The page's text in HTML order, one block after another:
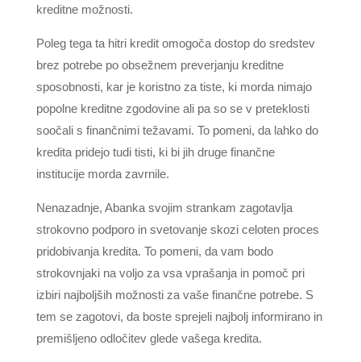
kreditne možnosti.
Poleg tega ta hitri kredit omogoča dostop do sredstev
brez potrebe po obsežnem preverjanju kreditne
sposobnosti, kar je koristno za tiste, ki morda nimajo
popolne kreditne zgodovine ali pa so se v preteklosti
soočali s finančnimi težavami. To pomeni, da lahko do
kredita pridejo tudi tisti, ki bi jih druge finančne
institucije morda zavrnile.
Nenazadnje, Abanka svojim strankam zagotavlja
strokovno podporo in svetovanje skozi celoten proces
pridobivanja kredita. To pomeni, da vam bodo
strokovnjaki na voljo za vsa vprašanja in pomoč pri
izbiri najboljših možnosti za vaše finančne potrebe. S
tem se zagotovi, da boste sprejeli najbolj informirano in
premišljeno odločitev glede vašega kredita.